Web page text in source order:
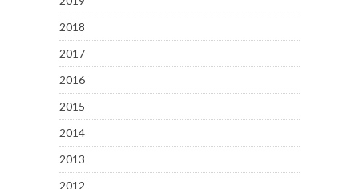
2018
2017
2016
2015
2014
2013
2012